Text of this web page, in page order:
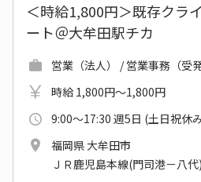
＜時給1,800円＞既存クラ
ート＠大牟田駅チカ
営業（法人） / 営業事務（受発
時給 1,800円～1,800円
9:00～17:30 週5日 (土日祝休
福岡県 大牟田市
ＪＲ鹿児島本線(門司港－八